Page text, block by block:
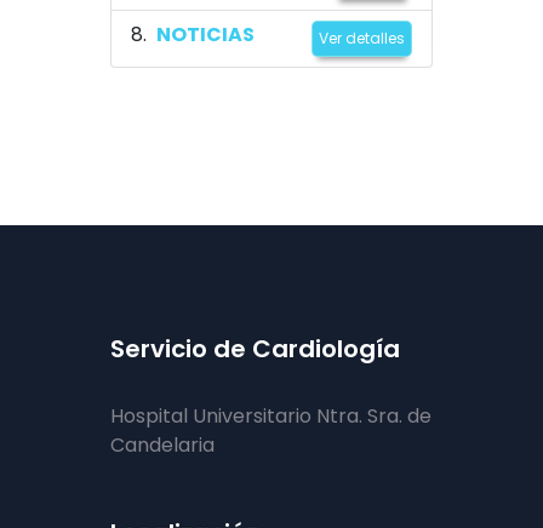
NOTICIAS Ver detalles
Servicio de Cardiología
Hospital Universitario Ntra. Sra. de
Candelaria